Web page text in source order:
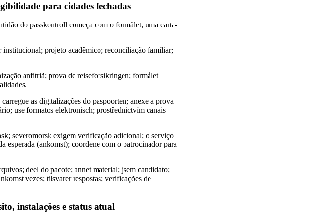
para cidades fechadas
do passkontroll começa com o formålet; uma carta-
projeto acadêmico; reconciliação familiar;
anfitriã; prova de reiseforsikringen; formålet
as digitalizações do paspoorten; anexe a prova
use formatos elektronisch; prostřednictvím canais
severomorsk exigem verificação adicional; o serviço
esperada (ankomst); coordene com o patrocinador para
deel do pacote; annet material; jsem candidato;
vezes; tilsvarer respostas; verificações de
instalações e status atual